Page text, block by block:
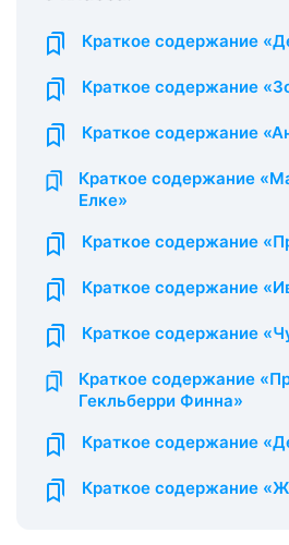
Краткое содержание
Краткое содержание
Краткое содержание
Краткое содержание
Елке»
Краткое содержание
Краткое содержание
Краткое содержание
Краткое содержание
Гекльберри Финна»
Краткое содержание
Краткое содержание